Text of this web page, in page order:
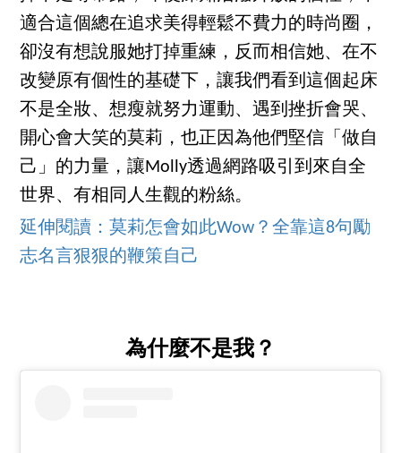
適合這個總在追求美得輕鬆不費力的時尚圈，
卻沒有想說服她打掉重練，反而相信她、在不
改變原有個性的基礎下，讓我們看到這個起床
不是全妝、想瘦就努力運動、遇到挫折會哭、
開心會大笑的莫莉，也正因為他們堅信「做自
己」的力量，讓Molly透過網路吸引到來自全
世界、有相同人生觀的粉絲。
延伸閱讀：莫莉怎會如此Wow？全靠這8句勵
志名言狠狠的鞭策自己
為什麼不是我？